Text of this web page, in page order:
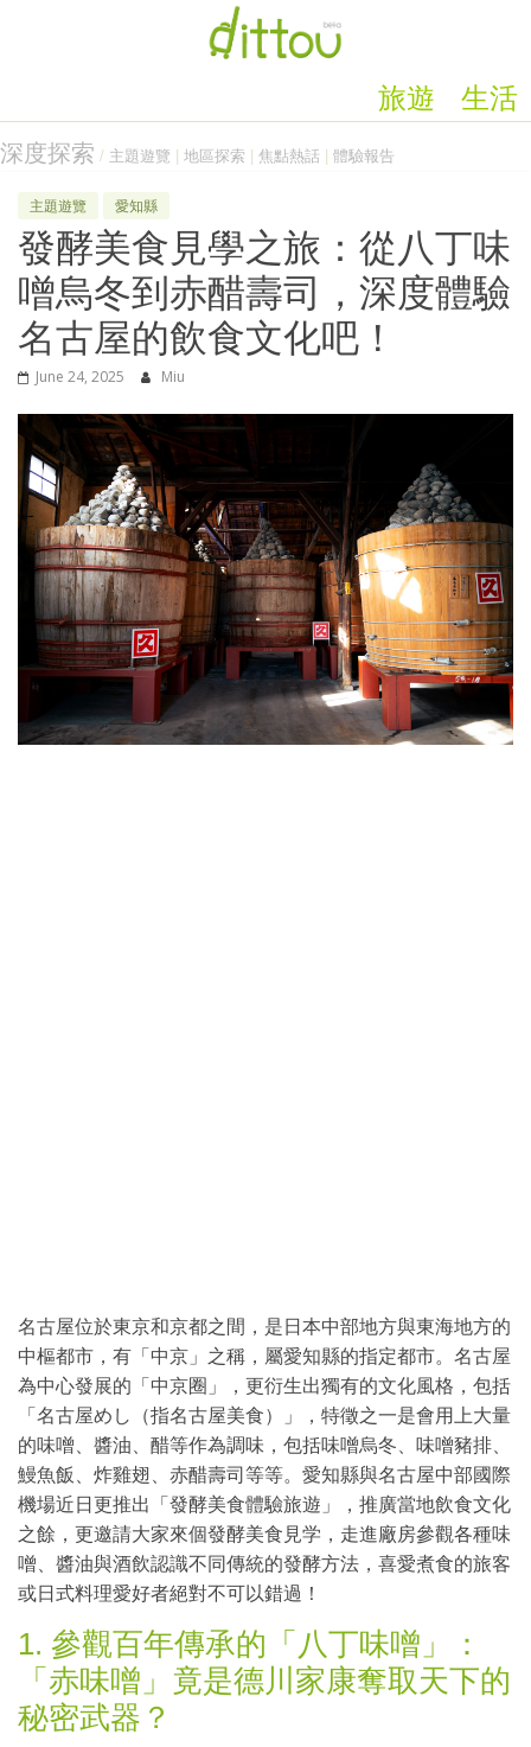
生活
旅遊
深度探索 / 主題遊覽 地區探索 焦點熱話 體驗報告
主題遊覽 愛知縣
發酵美食見學之旅：從八丁味
噌烏冬到赤醋壽司，深度體驗
名古屋的飲食文化吧！
June 24, 2025 Miu
名古屋位於東京和京都之間，是日本中部地方與東海地方的
中樞都市，有「中京」之稱，屬愛知縣的指定都市。名古屋
為中心發展的「中京圈」，更衍生出獨有的文化風格，包括
「名古屋めし（指名古屋美食）」，特徵之一是會用上大量
的味噌、醬油、醋等作為調味，包括味噌烏冬、味噌豬排、
鰻魚飯、炸雞翅、赤醋壽司等等。愛知縣與名古屋中部國際
機場近日更推出「發酵美食體驗旅遊」，推廣當地飲食文化
之餘，更邀請大家來個發酵美食見学，走進廠房參觀各種味
噌、醬油與酒飲認識不同傳統的發酵方法，喜愛煮食的旅客
或日式料理愛好者絕對不可以錯過！
1. 參觀百年傳承的「八丁味噌」：
「赤味噌」竟是德川家康奪取天下的
秘密武器？